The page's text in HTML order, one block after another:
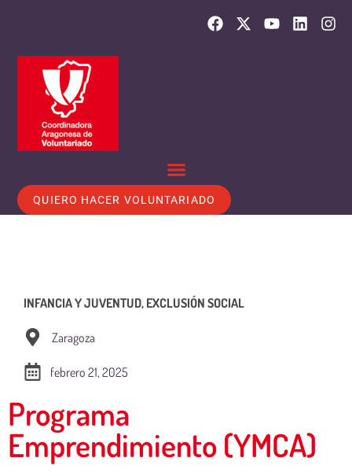
QUIERO HACER VOLUNTARIADO
INFANCIA Y JUVENTUD, EXCLUSIÓN SOCIAL
Zaragoza
febrero 21, 2025
Programa
Emprendimiento (YMCA)